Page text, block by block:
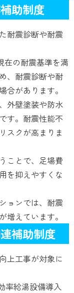
助制度
耐震診断や耐震
在の耐震基準を満
、耐震診断や耐
合があります。
外壁塗装や防水
す。耐震性能不
スクが高まりま
ことで、足場費
を抑えやすくな
ョンでは、耐震
増えています。
補助制度
上工事が対象に
率給湯設備導入